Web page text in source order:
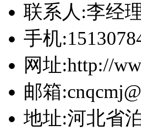
联系人:李经
手机
网址:http://
邮箱
地址:河北省